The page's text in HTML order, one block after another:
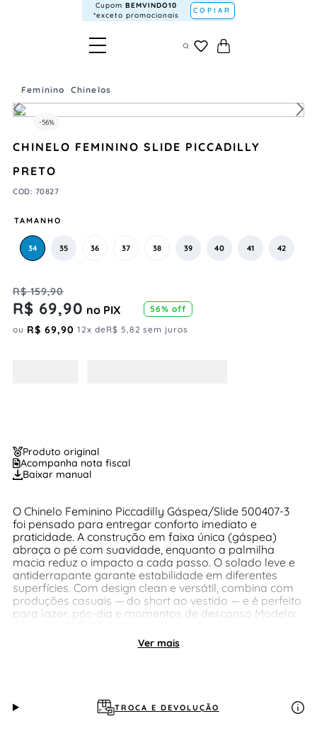
Cupom BEMVINDO10
*exceto promocionais
COPIAR
Feminino Chinelos
-56%
CHINELO FEMININO SLIDE PICCADILLY
PRETO
COD: 70827
TAMANHO
34 35 36 37 38 39 40 41 42
R$ 159,90
R$ 69,90 no PIX 56% off
ou R$ 69,90 12x deR$ 5,82 sem juros
Produto original
Acompanha nota fiscal
Baixar manual
O Chinelo Feminino Piccadilly Gáspea/Slide 500407-3
foi pensado para entregar conforto imediato e
praticidade. A construção em faixa única (gáspea)
abraça o pé com suavidade, enquanto a palmilha
macia reduz o impacto a cada passo. O solado leve e
antiderrapante garante estabilidade em diferentes
superfícies. Com design clean e versátil, combina com
produções casuais — do short ao vestido — e é perfeito
para lazer, pós-dia e momentos de descanso Modelo:
Cabedal: material sintético (faixa única) Palmilha:
macia, com absorção de impacto Solado: sintético leve,
Ver mais
TROCA E DEVOLUÇÃO